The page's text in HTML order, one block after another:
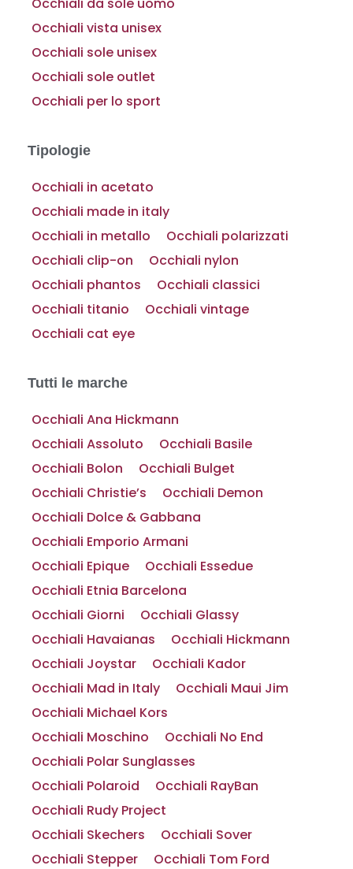
Occhiali vista unisex
Occhiali sole unisex
Occhiali sole outlet
Occhiali per lo sport
Tipologie
Occhiali in acetato
Occhiali made in italy
Occhiali in metallo
Occhiali polarizzati
Occhiali clip-on
Occhiali nylon
Occhiali phantos
Occhiali classici
Occhiali titanio
Occhiali vintage
Occhiali cat eye
Tutti le marche
Occhiali Ana Hickmann
Occhiali Assoluto
Occhiali Basile
Occhiali Bolon
Occhiali Bulget
Occhiali Christie’s
Occhiali Demon
Occhiali Dolce & Gabbana
Occhiali Emporio Armani
Occhiali Epique
Occhiali Essedue
Occhiali Etnia Barcelona
Occhiali Giorni
Occhiali Glassy
Occhiali Havaianas
Occhiali Hickmann
Occhiali Joystar
Occhiali Kador
Occhiali Mad in Italy
Occhiali Maui Jim
Occhiali Michael Kors
Occhiali Moschino
Occhiali No End
Occhiali Polar Sunglasses
Occhiali Polaroid
Occhiali RayBan
Occhiali Rudy Project
Occhiali Skechers
Occhiali Sover
Occhiali Stepper
Occhiali Tom Ford